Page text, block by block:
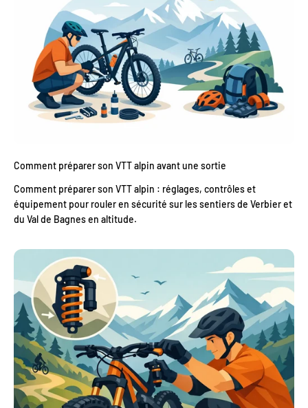
Comment préparer son VTT alpin avant une sortie
Comment préparer son VTT alpin : réglages, contrôles et
équipement pour rouler en sécurité sur les sentiers de Verbier et
du Val de Bagnes en altitude.